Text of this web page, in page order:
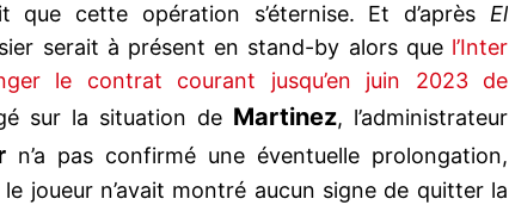
que cette opération s’éternise. Et d’après El
serait à présent en stand-by alors que l’Inter
le contrat courant jusqu’en juin 2023 de
sur la situation de Martinez, l’administrateur
n’a pas confirmé une éventuelle prolongation,
joueur n’avait montré aucun signe de quitter la